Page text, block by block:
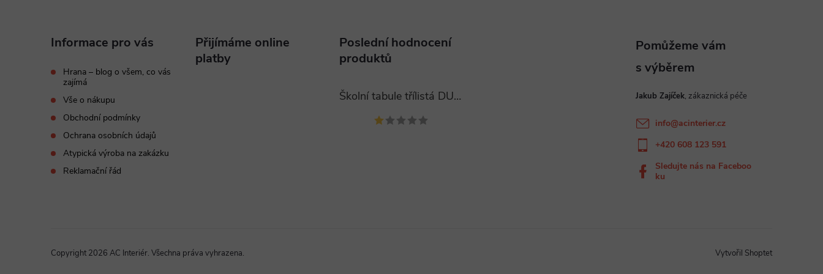
Informace pro vás
Hrana – blog o všem, co vás
zajímá
Vše o nákupu
Obchodní podmínky
Ochrana osobních údajů
Atypická výroba na zakázku
Reklamační řád
Přijímáme online
platby
Poslední hodnocení
produktů
Školní tabule třílistá DUBNO 400x120 cm Jakub Zajíček
info@acinterier.cz
+420 608 123 591
Sledujte nás na Faceboo
ku
Vytvořil Shoptet
Copyright 2026 AC Interiér. Všechna práva vyhrazena.